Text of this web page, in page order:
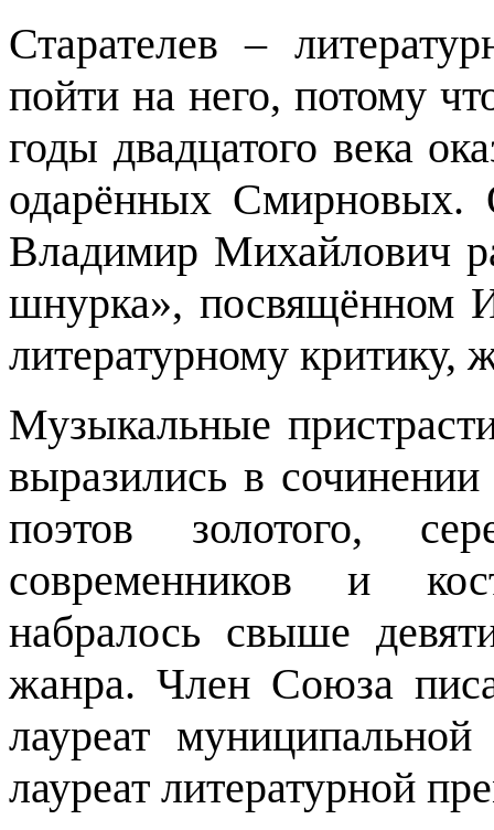
Старателев –
пойти на него, потому
годы двадцатого века
одарённых Смирновых.
Владимир Михайлович
шнурка», посвящённом
литературному критику,
Музыкальные
выразились в
поэтов золотого,
современников и
набралось свыше
жанра. Член Союза
лауреат
лауреат литературной